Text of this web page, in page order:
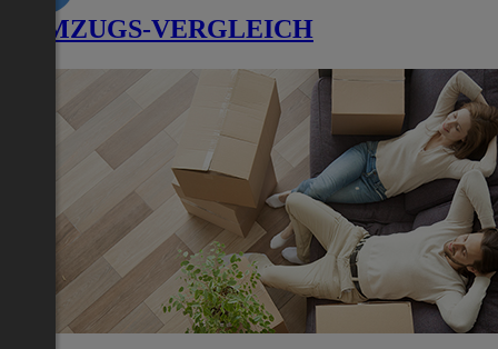
UMZUGS-VERGLEICH